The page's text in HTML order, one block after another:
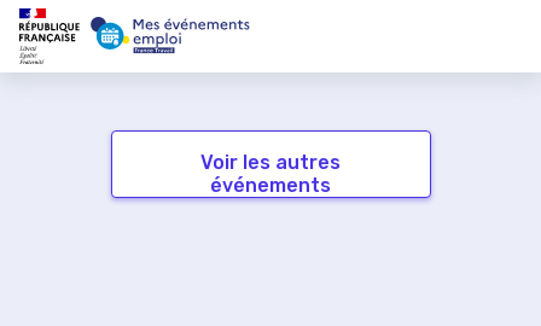
Voir les autres
événements